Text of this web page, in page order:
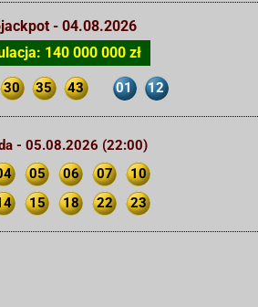
- 04.08.2026
140 000 000 zł
30 35 43 01 12
- 05.08.2026 (22:00)
05 06 07
10
15 18 22 23